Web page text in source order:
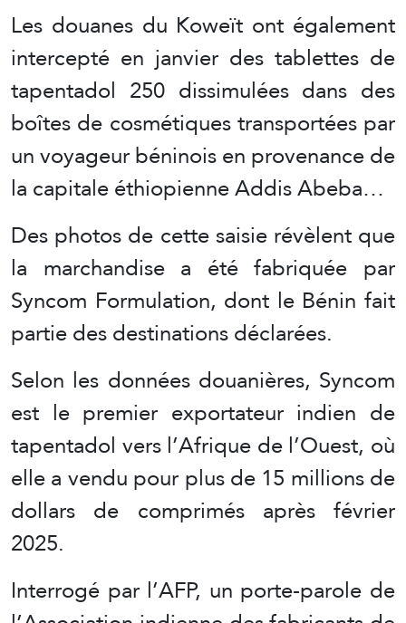
Les douanes du Koweït ont également
intercepté en janvier des tablettes de
tapentadol 250 dissimulées dans des
boîtes de cosmétiques transportées par
un voyageur béninois en provenance de
la capitale éthiopienne Addis Abeba…
Des photos de cette saisie révèlent que
la marchandise a été fabriquée par
Syncom Formulation, dont le Bénin fait
partie des destinations déclarées.
Selon les données douanières, Syncom
est le premier exportateur indien de
tapentadol vers l’Afrique de l’Ouest, où
elle a vendu pour plus de 15 millions de
dollars de comprimés après février
2025.
Interrogé par l’AFP, un porte-parole de